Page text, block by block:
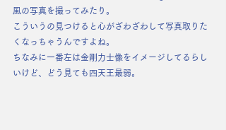
風の写真を撮ってみたり。
こういうの見つけると心がざわざわして写真取りた
くなっちゃうんですよね。
ちなみに一番左は金剛力士像をイメージしてるらし
いけど、どう見ても四天王最弱。